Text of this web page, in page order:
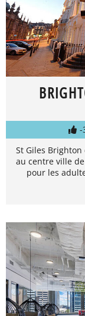
-
St Giles
au centre ville
pour les